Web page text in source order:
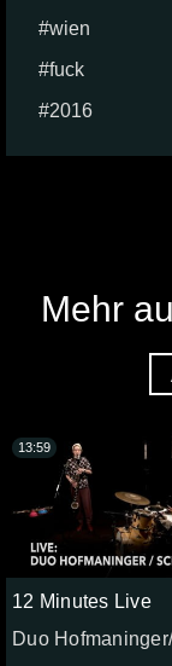
wien
fuck
2016
Mehr
12 Minutes Live
Duo
13:59